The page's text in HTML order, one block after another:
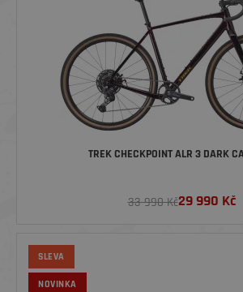
TREK CHECKPOINT ALR 3 DARK
33 990 Kč29 990 Kč
SLEVA
NOVINKA